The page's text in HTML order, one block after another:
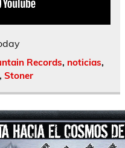
Records, noticias,
, Stoner